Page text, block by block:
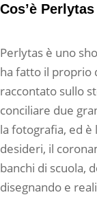
Cos’è Perlytas
Perlytas è uno
ha fatto il proprio
raccontato sullo
conciliare due
la fotografia, ed è
desideri, il
banchi di scuola,
disegnando e